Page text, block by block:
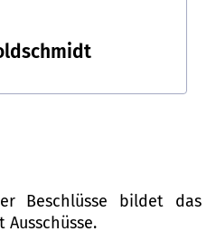
Beschlüsse bildet das